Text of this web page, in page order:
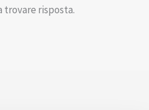
trovare risposta.